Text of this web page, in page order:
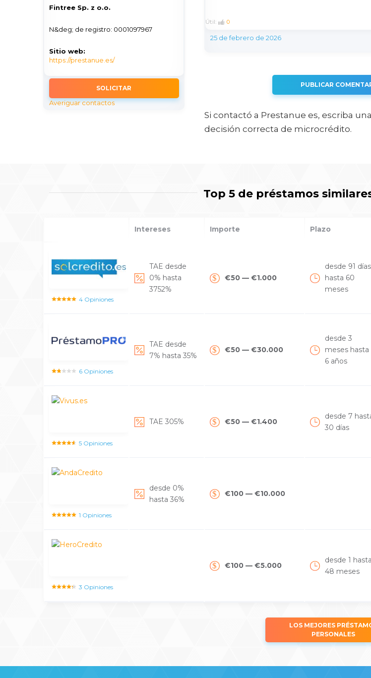
Fintree Sp. z o.o.
N&deg; de registro: 0001097967
Sitio web:
https://prestanue.es/
SOLICITAR
Averiguar contactos
Útil: 0
25 de febrero de 2026
PUBLICAR
Si contactó a Prestanue es, escriba
decisión correcta de microcrédito.
Top 5 de préstamos
Intereses Importe Plazo
4 Opiniones
TAE desde
0% hasta
3752%
€50 — €1.000
desde 91 días
hasta 60
meses
6 Opiniones
TAE desde
7% hasta 35%
€50 — €30.000
desde 3
meses hasta
6 años
5 Opiniones
TAE 305% €50 — €1.400
desde 7
30 días
1 Opiniones
desde 0%
hasta 36%
€100 — €10.000
3 Opiniones
€100 — €5.000
desde 1 hasta
48 meses
LOS MEJORES
PERSONALES